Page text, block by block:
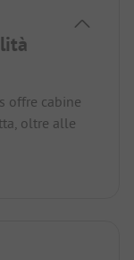
offre cabine
oltre alle